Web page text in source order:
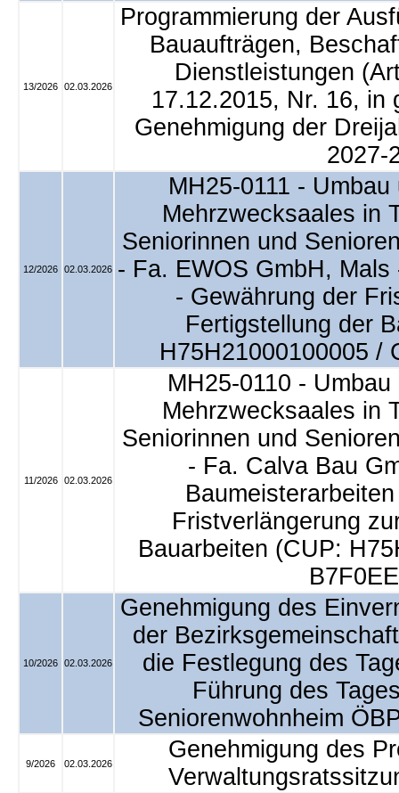
13/2026 02.03.2026
Programmierung der
Bauaufträgen,
Dienstleistungen
17.12.2015, Nr. 16, in
Genehmigung der
2027-
12/2026 02.03.2026
MH25-0111 -
Mehrzwecksaales in
Seniorinnen und
- Fa. EWOS GmbH,
- Gewährung der
Fertigstellung der
H75H21000100005 /
11/2026 02.03.2026
MH25-0110 -
Mehrzwecksaales in
Seniorinnen und
- Fa. Calva Bau
Fristverlängerung
Bauarbeiten (CUP:
10/2026 02.03.2026
Genehmigung des
der
die Festlegung des
Führung des
Seniorenwohnheim
9/2026 02.03.2026
Genehmigung des